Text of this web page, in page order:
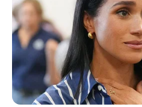
1 2 Selanjutnya
TAGS DRAMA TURKI ROMANCE NEXT